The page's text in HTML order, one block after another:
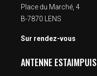
Place du Marché, 4
B-7870 LENS
Sur rendez-vous
ANTENNE ESTAIMPUIS